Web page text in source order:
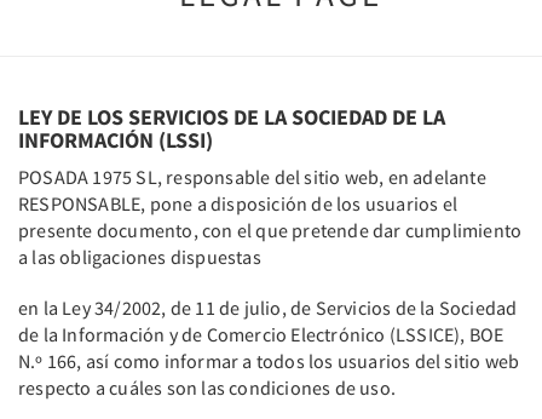
LEY DE LOS SERVICIOS DE LA SOCIEDAD DE LA
INFORMACIÓN (LSSI)
POSADA 1975 SL, responsable del sitio web, en adelante
RESPONSABLE, pone a disposición de los usuarios el
presente documento, con el que pretende dar cumplimiento
a las obligaciones dispuestas
en la Ley 34/2002, de 11 de julio, de Servicios de la Sociedad
de la Información y de Comercio Electrónico (LSSICE), BOE
N.º 166, así como informar a todos los usuarios del sitio web
respecto a cuáles son las condiciones de uso.